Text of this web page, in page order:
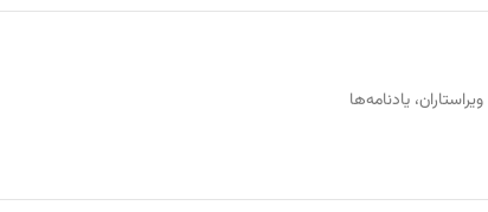
ویراستاران،یادنامه‌ها